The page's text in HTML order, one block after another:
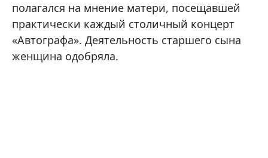
полагался на мнение матери, посещавшей
практически каждый столичный концерт
«Автографа». Деятельность старшего сына
женщина одобряла.